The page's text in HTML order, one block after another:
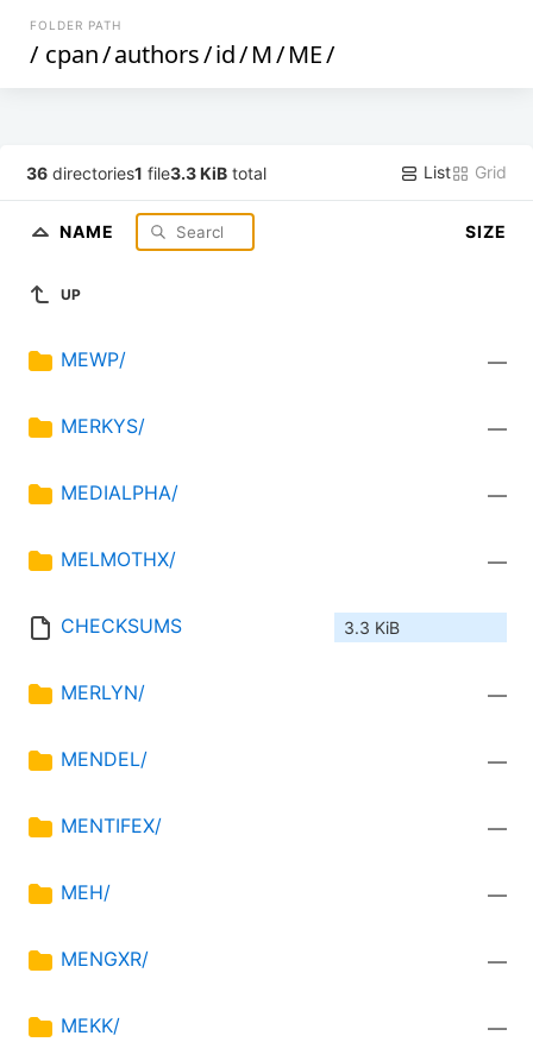
FOLDER PATH
/ cpan/authors/id/M/ME/
36 directories1 file3.3 KiB total List Grid
NAME SIZE
UP
MEWP/ —
MERKYS/ —
MEDIALPHA/ —
MELMOTHX/ —
CHECKSUMS 3.3 KiB
MERLYN/ —
MENDEL/ —
MENTIFEX/ —
MEH/ —
MENGXR/ —
MEKK/ —